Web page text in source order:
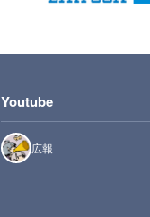
Youtube
広報